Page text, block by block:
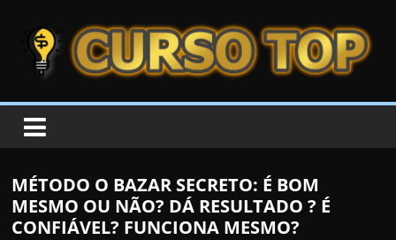
CURSOTOP
s
e
l
MÉTODO O BAZAR SECRETO: É BOM
MESMO OU NÃO? DÁ RESULTADO ? É
CONFIÁVEL? FUNCIONA MESMO?